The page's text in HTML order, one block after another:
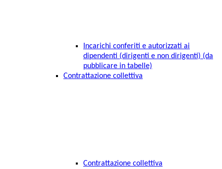
Incarichi conferiti e autorizzati ai
dipendenti (dirigenti e non dirigenti) (da
pubblicare in tabelle)
Contrattazione collettiva
Contrattazione collettiva